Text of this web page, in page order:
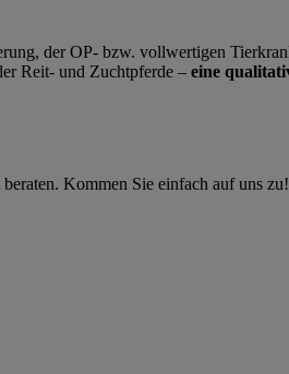
der OP- bzw. vollwertigen
Reit- und Zuchtpferde – eine
Kommen Sie einfach auf uns zu!